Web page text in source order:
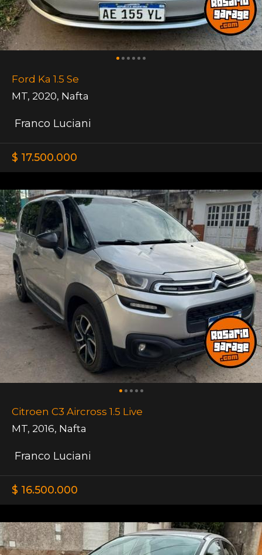
Ford Ka 1.5 Se
MT, 2020, Nafta
Franco Luciani
$ 17.500.000
Citroen C3 Aircross 1.5 Live
MT, 2016, Nafta
Franco Luciani
$ 16.500.000